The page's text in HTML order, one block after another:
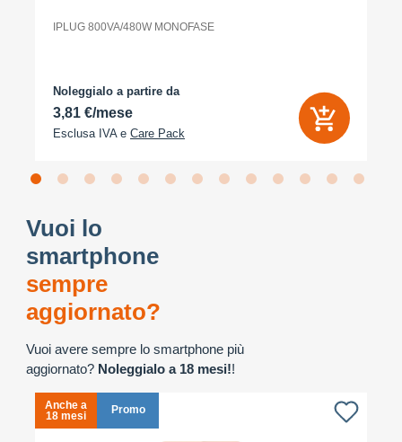
IPLUG 800VA/480W MONOFASE
Noleggialo a partire da
3,81 €/mese
Esclusa IVA e Care Pack
Vuoi lo
smartphone
sempre
aggiornato?
Vuoi avere sempre lo smartphone più
aggiornato? Noleggialo a 18 mesi!!
Anche a
18 mesi
Promo